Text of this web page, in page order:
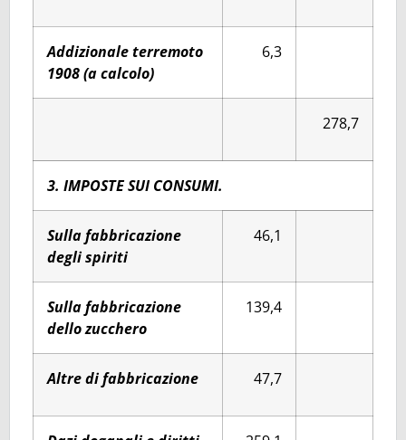
Addizionale terremoto
1908 (a calcolo)
6,3
278,7
3. IMPOSTE SUI CONSUMI.
Sulla fabbricazione
degli spiriti
46,1
Sulla fabbricazione
dello zucchero
139,4
Altre di fabbricazione 47,7